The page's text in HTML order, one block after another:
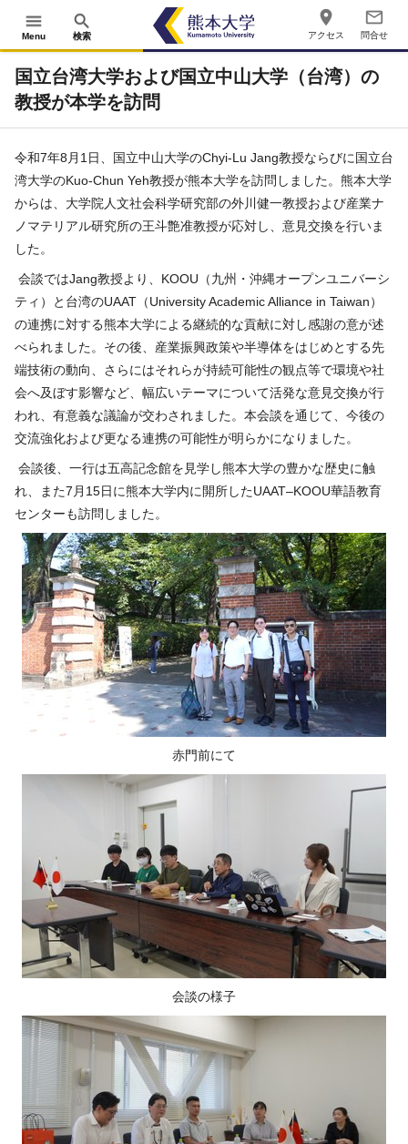
menu
Menu
search
検索
place
アクセス
mail_outline
問合せ
国立台湾大学および国立中山大学（台湾）の
教授が本学を訪問
令和7年8 月 1 日、国立中山大学のChyi-Lu Jang教授ならびに国立台
湾大学のKuo-Chun Yeh教授が熊本大学を訪問しました。熊本大学
からは、大学院人文社会科学研究部の外川健一教授および産業ナ
ノマテリアル研究所の王斗艶准教授が応対し、意見交換を行いま
した。
会談ではJang教授より、 KOOU （九州・沖縄オープンユニバーシ
ティ）と台湾のUAAT （University Academic Alliance in Taiwan）
の連携に対する熊本大学による継続的な貢献に対し感謝の意が述
べられました。その後、産業振興政策や半導体をはじめとする先
端技術の動向、さらにはそれらが持続可能性の観点等で環境や社
会へ及ぼす影響など、幅広いテーマについて活発な意見交換が行
われ、有意義な議論が交わされました。本会談を通じて、今後の
交流強化および更なる連携の可能性が明らかになりました。
会談後、一行は五高記念館を見学し熊本大学の豊かな歴史に触
れ、また7 月 15日に熊本大学内に開所したUAAT–KOOU華語教育
センターも訪問しました。
赤門前にて
会談の様子